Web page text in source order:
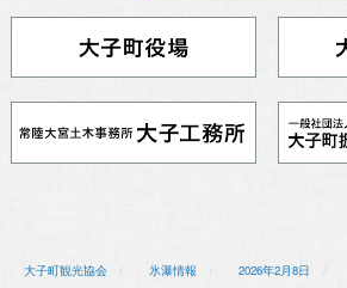
大子町観光協会 氷瀑情報 2026年2月8日